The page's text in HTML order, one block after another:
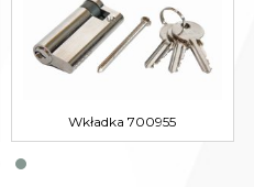
Wkładka 700955